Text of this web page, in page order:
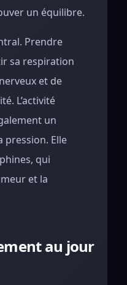
un équilibre.
Prendre
sa respiration
et de
L’activité
un
pression. Elle
qui
et la
au jour